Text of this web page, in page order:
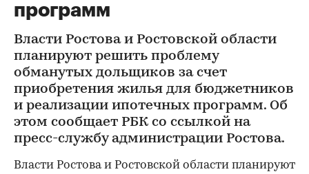
программ
Власти Ростова и Ростовской области
планируют решить проблему
обманутых дольщиков за счет
приобретения жилья для бюджетников
и реализации ипотечных программ. Об
этом сообщает РБК со ссылкой на
пресс-службу администрации Ростова.
Власти Ростова и Ростовской области планируют